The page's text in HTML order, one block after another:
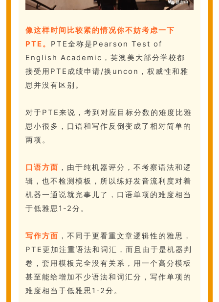
像这样时间比较紧的情况你不妨考虑一下
PTE。 PTE全称是Pearson Test of
English Academic，英澳美大部分学校都
接受用PTE成绩申请/换uncon，权威性和雅
思并没有区别。
对于PTE来说，考到对应目标分数的难度比雅
思小很多，口语和写作反倒变成了相对简单的
两项。
口语方面 ，由于纯机器评分，不考察语法和逻
辑，也不检测模板，所以练好发音流利度对着
机器一通说就完事儿了， 口语单项的难度相当
于低雅思1-2分。
写作方面 ，不同于更看重文章逻辑性的雅思，
PTE更加注重语法和词汇，而且由于是机器判
卷，套用模板完全没有关系，用一个高分模板
甚至能给增加不少语法和词汇分，写作单项的
难度相当于低雅思1-2分。